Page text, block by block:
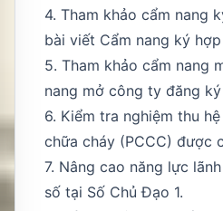
4. Tham khảo cẩm nang
bài viết Cẩm nang ký
5. Tham khảo cẩm nang
nang mở công ty đăng
6. Kiểm tra nghiệm thu
chữa cháy (PCCC) được
7. Nâng cao năng lực
số tại Số Chủ Đạo 1.